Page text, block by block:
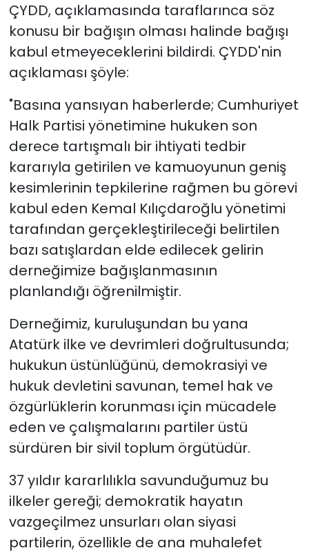
ÇYDD, açıklamasında taraflarınca söz
konusu bir bağışın olması halinde bağışı
kabul etmeyeceklerini bildirdi. ÇYDD'nin
açıklaması şöyle:
"Basına yansıyan haberlerde; Cumhuriyet
Halk Partisi yönetimine hukuken son
derece tartışmalı bir ihtiyati tedbir
kararıyla getirilen ve kamuoyunun geniş
kesimlerinin tepkilerine rağmen bu görevi
kabul eden Kemal Kılıçdaroğlu yönetimi
tarafından gerçekleştirileceği belirtilen
bazı satışlardan elde edilecek gelirin
derneğimize bağışlanmasının
planlandığı öğrenilmiştir.
Derneğimiz, kuruluşundan bu yana
Atatürk ilke ve devrimleri doğrultusunda;
hukukun üstünlüğünü, demokrasiyi ve
hukuk devletini savunan, temel hak ve
özgürlüklerin korunması için mücadele
eden ve çalışmalarını partiler üstü
sürdüren bir sivil toplum örgütüdür.
37 yıldır kararlılıkla savunduğumuz bu
ilkeler gereği; demokratik hayatın
vazgeçilmez unsurları olan siyasi
partilerin, özellikle de ana muhalefet